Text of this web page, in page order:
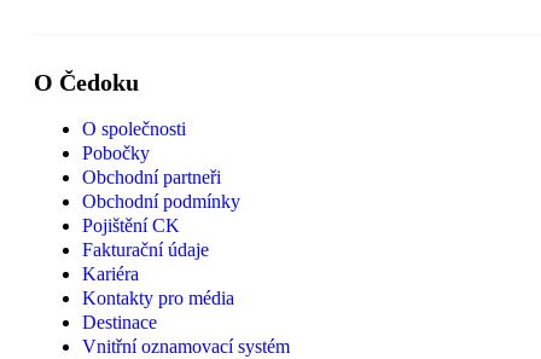
O Čedoku
O společnosti
Pobočky
Obchodní partneři
Obchodní podmínky
Pojištění CK
Fakturační údaje
Kariéra
Kontakty pro média
Destinace
Vnitřní oznamovací systém